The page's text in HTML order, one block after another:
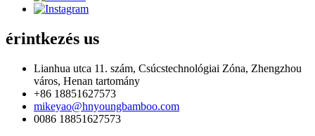
érintkezés us
Lianhua utca 11. szám, Csúcstechnológiai Zóna, Zhengzhou
város, Henan tartomány
+86 18851627573
mikeyao@hnyoungbamboo.com
0086 18851627573